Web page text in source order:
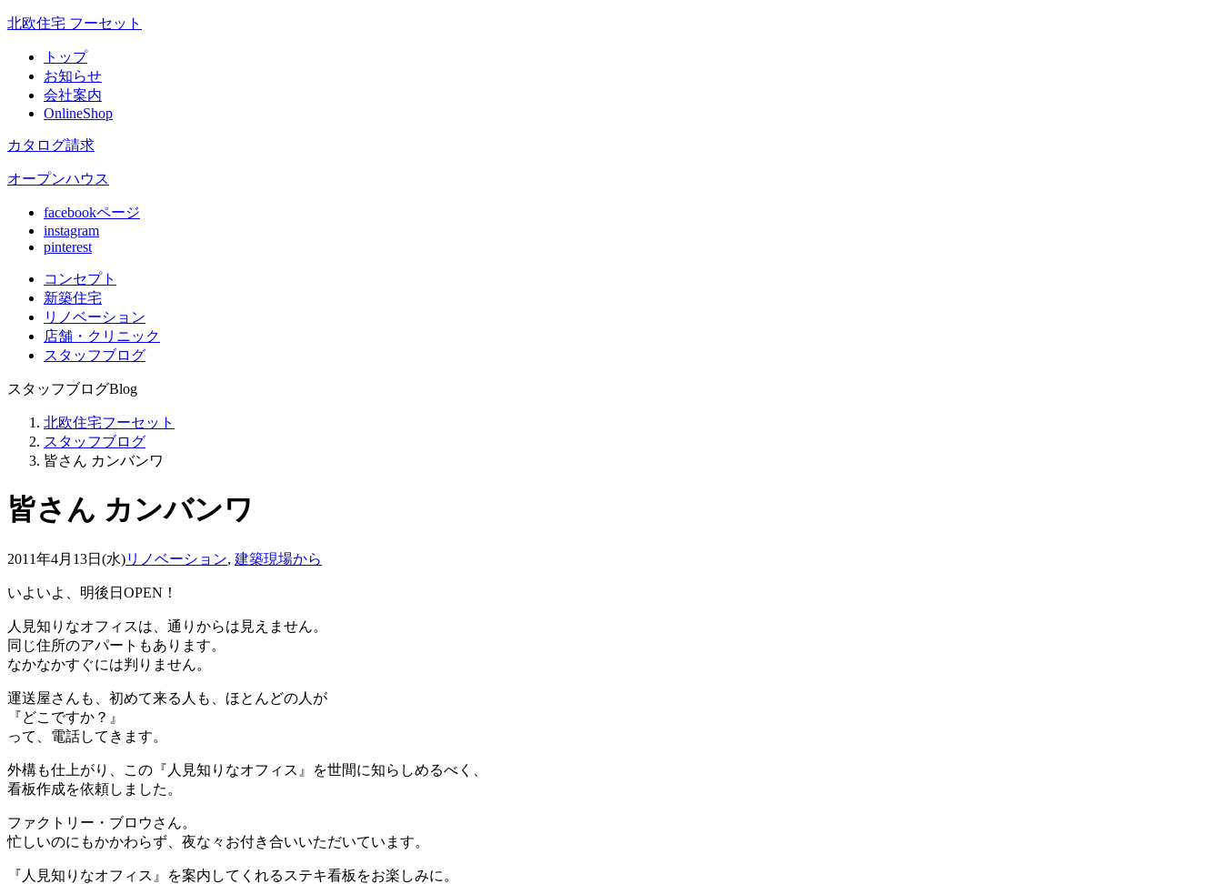
北欧住宅 フーセット
トップ
お知らせ
会社案内
OnlineShop
カタログ請求
オープンハウス
facebookページ
instagram
pinterest
コンセプト
新築住宅
リノベーション
店舗 ・クリニック
スタッフブログ
スタッフブログBlog
北欧住宅フーセット
スタッフブログ
皆さん カンバンワ
皆さん カンバンワ
2011年4月13日(水)リノベーション, 建築現場から
いよいよ、明後日OPEN！
人見知りなオフィスは、通りからは見えません。
同じ住所のアパートもあります。
なかなかすぐには判りません。
運送屋さんも、初めて来る人も、ほとんどの人が
『どこですか？』
って、電話してきます。
外構も仕上がり、この『人見知りなオフィス』を世間に知らしめるべく、
看板作成を依頼しました。
ファクトリー・ブロウさん。
忙しいのにもかかわらず、夜な々お付き合いいただいています。
『人見知りなオフィス』を案内してくれるステキ看板をお楽しみに。